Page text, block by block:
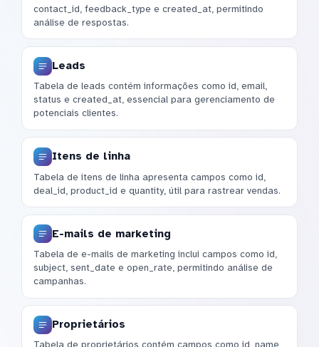
contact_id, feedback_type e created_at, permitindo
análise de respostas.
Leads
Tabela de leads contém informações como id, email,
status e created_at, essencial para gerenciamento de
potenciais clientes.
Itens de linha
Tabela de itens de linha apresenta campos como id,
deal_id, product_id e quantity, útil para rastrear vendas.
E-mails de marketing
Tabela de e-mails de marketing inclui campos como id,
subject, sent_date e open_rate, permitindo análise de
campanhas.
Proprietários